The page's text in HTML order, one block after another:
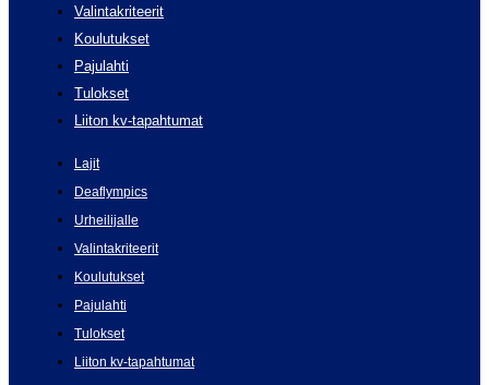
Valintakriteerit
Koulutukset
Pajulahti
Tulokset
Liiton kv-tapahtumat
Lajit
Deaflympics
Urheilijalle
Valintakriteerit
Koulutukset
Pajulahti
Tulokset
Liiton kv-tapahtumat